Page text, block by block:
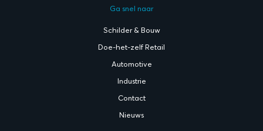
Ga snel naar
Schilder & Bouw
Doe-het-zelf Retail
Automotive
Industrie
Contact
Nieuws